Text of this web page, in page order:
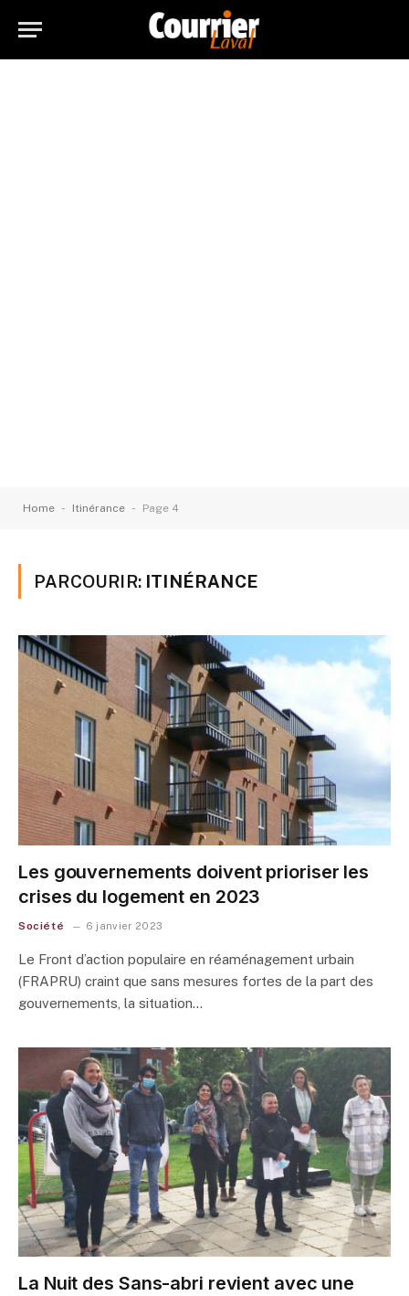
Home - Itinérance - Page 4
PARCOURIR: ITINÉRANCE
Les gouvernements doivent prioriser les
crises du logement en 2023
Société 6 janvier 2023
Le Front d’action populaire en réaménagement urbain
(FRAPRU) craint que sans mesures fortes de la part des
gouvernements, la situation…
La Nuit des Sans-abri revient avec une